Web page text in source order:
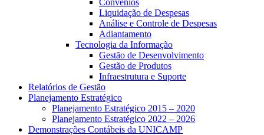
Convênios
Liquidação de Despesas
Análise e Controle de Despesas
Adiantamento
Tecnologia da Informação
Gestão de Desenvolvimento
Gestão de Produtos
Infraestrutura e Suporte
Relatórios de Gestão
Planejamento Estratégico
Planejamento Estratégico 2015 – 2020
Planejamento Estratégico 2022 – 2026
Demonstrações Contábeis da UNICAMP